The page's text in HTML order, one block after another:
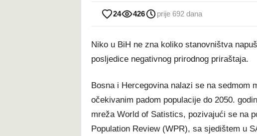
24 426 prije 692 dana
Niko u BiH ne zna koliko stanovništva
posljedice negativnog prirodnog priraštaja.
Bosna i Hercegovina nalazi se na sedmom
očekivanim padom populacije do 2050.
mreža World of Satistics, pozivajući se na
Population Review (WPR), sa sjedištem u